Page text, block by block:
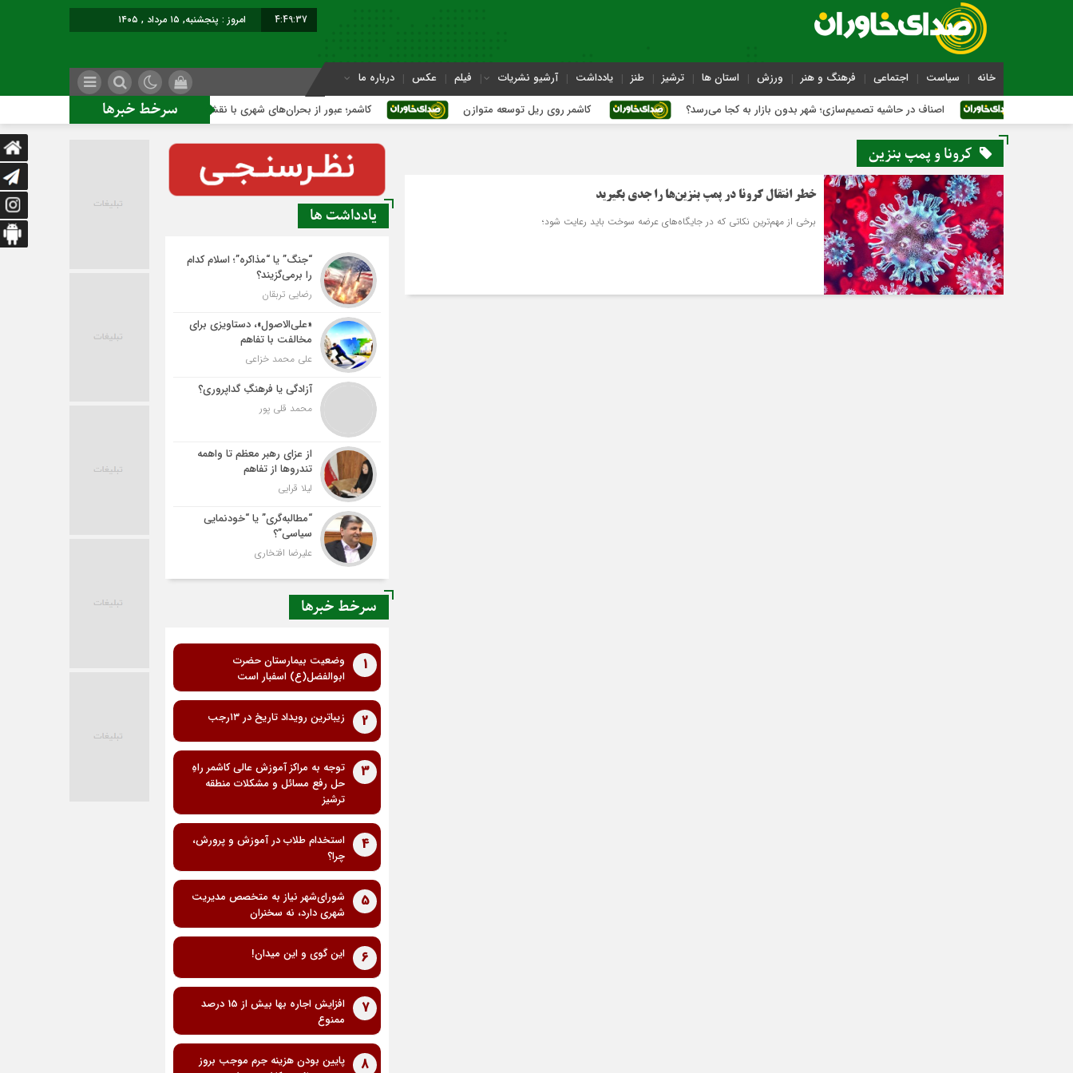
4:49:38 امروز : پنجشنبه, ۱۵ مرداد , ۱۴۰۵
خانه سیاست اجتماعی فرهنگ و هنر ورزش استان ها ترشیز طنز یادداشت آرشیو نشریات فیلم عکس درباره ما
سرخط خبرها اصناف در حاشیه تصمیم‌سازی؛ شهر بدون بازار به کجا می‌رسد؟ کاشمر روی ریل توسعه متوازن کاشمر؛ عبور از بحران‌های شهری با نقشه راه عملیاتی ساخت ساختمان اداری
کرونا و پمپ بنزین
خطر انتقال کرونا در پمپ بنزین‌ها را جدی بگیرید
برخی از مهم‌ترین نکاتی که در جایگاه‌های عرضه سوخت باید رعایت شود؛ یادداشت ها
“جنگ” یا “مذاکره”؛ اسلام کدام
را برمی‌گزیند؟
رضایی تربقان
«علی‌الاصول»، دستاویزی برای
مخالفت با تفاهم
علی محمد خزاعی
آزادگی یا فرهنگِ گداپروری؟
محمد قلی پور
از عزای رهبر معظم تا واهمه
تندروها از تفاهم
لیلا قرایی
“مطالبه‌گری” یا “خودنمایی
سیاسی”؟
علیرضا افتخاری
سرخط خبرها
1
وضعیت بیمارستان حضرت
ابوالفضل(ع) اسفبار است
2 زیباترین رویداد تاریخ در ۱۳رجب
3
توجه به مراکز آموزش عالی کاشمر راهِ
حل رفع مسائل و مشکلات منطقه
ترشیز
4
استخدام طلاب در آموزش و پرورش،
چرا؟
5
شورای‌شهر نیاز به متخصص مدیریت
شهری دارد، نه سخنران
6 این گوی و این میدان!
7
افزایش اجاره بها بیش از 15 درصد
ممنوع
8
پایین بودن هزینه جرم موجب بروز